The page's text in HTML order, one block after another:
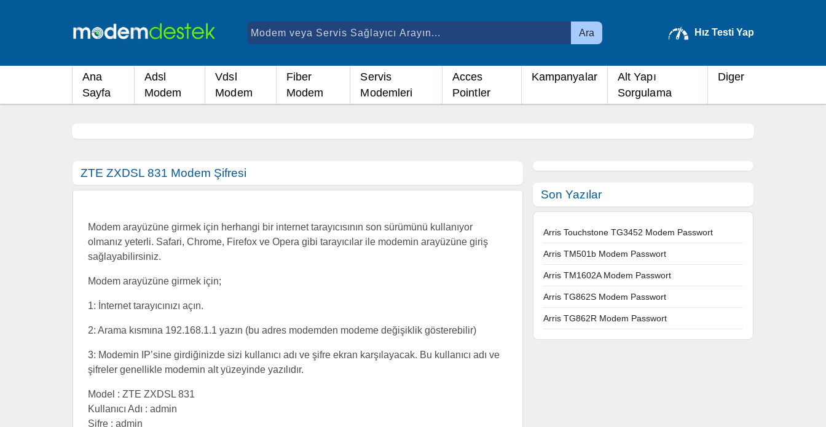
Ara Hız Testi Yap
Ana
Sayfa
Adsl
Modem
Vdsl
Modem
Fiber
Modem
Servis
Modemleri
Acces
Pointler
Kampanyalar
Alt Yapı
Sorgulama
Diger
ZTE ZXDSL 831 Modem Şifresi
Modem arayüzüne girmek için herhangi bir internet tarayıcısının son sürümünü kullanıyor
olmanız yeterli. Safari, Chrome, Firefox ve Opera gibi tarayıcılar ile modemin arayüzüne giriş
sağlayabilirsiniz.
Modem arayüzüne girmek için;
1: İnternet tarayıcınızı açın.
2: Arama kısmına 192.168.1.1 yazın (bu adres modemden modeme değişiklik gösterebilir)
3: Modemin IP’sine girdiğinizde sizi kullanıcı adı ve şifre ekran karşılayacak. Bu kullanıcı adı ve
şifreler genellikle modemin alt yüzeyinde yazılıdır.
Model : ZTE ZXDSL 831
Kullanıcı Adı : admin
Şifre : admin
Son Yazılar
Arris Touchstone TG3452 Modem Passwort
Arris TM501b Modem Passwort
Arris TM1602A Modem Passwort
Arris TG862S Modem Passwort
Arris TG862R Modem Passwort